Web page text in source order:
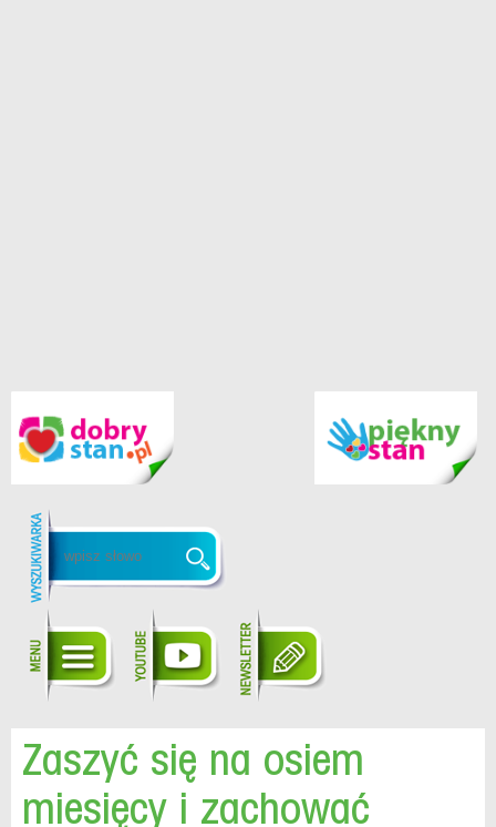
Zaszyć się na osiem
miesięcy i zachować